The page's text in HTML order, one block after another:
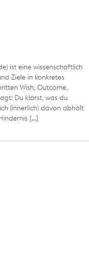
ist eine wissenschaftlich
Ziele in konkretes
Wish, Outcome,
Du klärst, was du
(innerlich) davon abhält
[…]